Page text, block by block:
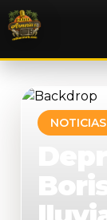
NOTICIAS